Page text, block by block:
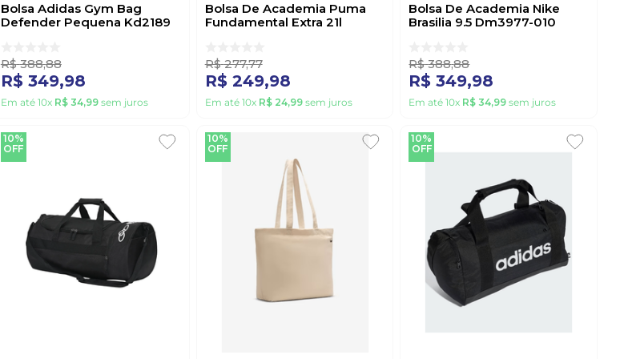
Bolsa Adidas Gym Bag
Defender Pequena Kd2189
R$ 388,88
R$ 349,98
Em até 10x R$ 34,99sem juros
Bolsa De Academia Puma
Fundamental Extra 21l
R$ 277,77
R$ 249,98
Em até 10x R$ 24,99sem juros
Bolsa De Academia Nike
Brasilia 9.5 Dm3977-010
R$ 388,88
R$ 349,98
Em até10x R$ 34,99 sem juros
10%
OFF
10%
OFF
10%
OFF